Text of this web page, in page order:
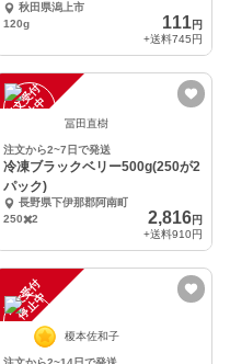
秋田県潟上市
120g
111円
+送料745円
注
文
受
付
停
止
中 冨田直樹
注文から2~7日で発送
冷凍ブラックベリー500g(250が2
パック)
長野県下伊那郡阿南町
250✖️2
2,816円
+送料910円
注
文
受
付
停
止
中
榎本佐和子